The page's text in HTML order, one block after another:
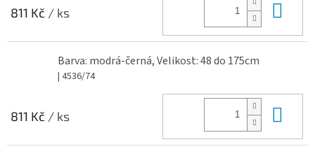
811 Kč / ks
Barva: modrá-černá, Velikost: 48 do 175cm
| 4536/74
811 Kč / ks